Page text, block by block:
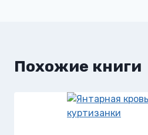
Похожие книги